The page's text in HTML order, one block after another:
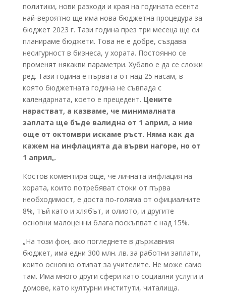
политики, нови разходи и края на годината есента
най-вероятно ще има нова бюджетна процедура за
бюджет 2023 г. Тази година през три месеца ще си
планираме бюджети. Това не е добре, създава
несигурност в бизнеса, у хората. Постоянно се
променят някакви параметри. Хубаво е да се сложи
ред. Тази година е първата от над 25 насам, в
която бюджетната година не съвпада с
календарната, което е прецедент. Цените
нарастват, а казваме, че минималната
заплата ще бъде валидна от 1 април, а ние
още от октомври искаме ръст. Няма как да
кажем на инфлацията да върви нагоре, но от
1 април„.
Костов коментира още, че личната инфлация на
хората, които потребяват стоки от първа
необходимост, е доста по-голяма от официалните
8%, тъй като и хлябът, и олиото, и другите
основни малоценни блага поскъпват с над 15%.
„На този фон, ако погледнете в държавния
бюджет, има едни 300 млн. лв. за работни заплати,
които основно отиват за учителите. Не може само
там. Има много други сфери като социални услуги и
домове, като културни институти, читалища.